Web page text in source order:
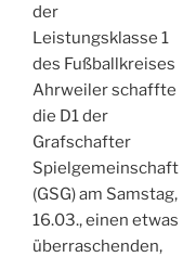
der
Leistungsklasse 1
des Fußballkreises
Ahrweiler schaffte
die D1 der
Grafschafter
Spielgemeinschaft
(GSG) am Samstag,
16.03., einen etwas
überraschenden,